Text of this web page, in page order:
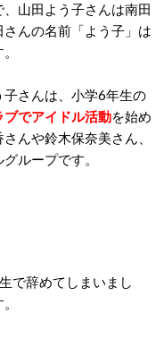
山田よう子さんは南田
んの名前「よう子」は
さんは、小学6年生の
ブでアイドル活動を始め
んや鈴木保奈美さん、
ループです。
で辞めてしまいまし